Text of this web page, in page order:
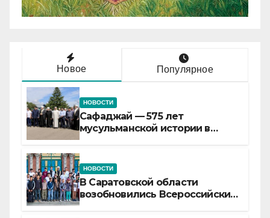
Новое Популярное
НОВОСТИ
Сафаджай — 575 лет
мусульманской истории в
НОВОСТИ
В Саратовской области
возобновились Всероссийские